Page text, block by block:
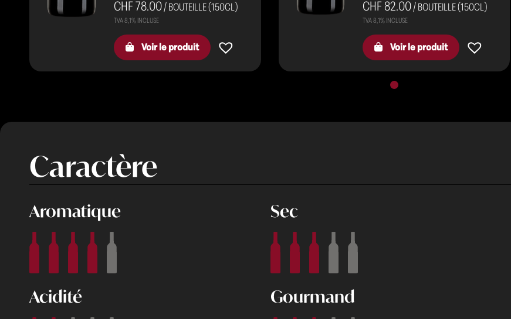
CHF 78.00/ BOUTEILLE (150CL)
Voir le produit
CHF 82.00/ BOUTEILLE (150CL)
Voir le produit
Caractère
Aromatique Sec
Acidité Gourmand